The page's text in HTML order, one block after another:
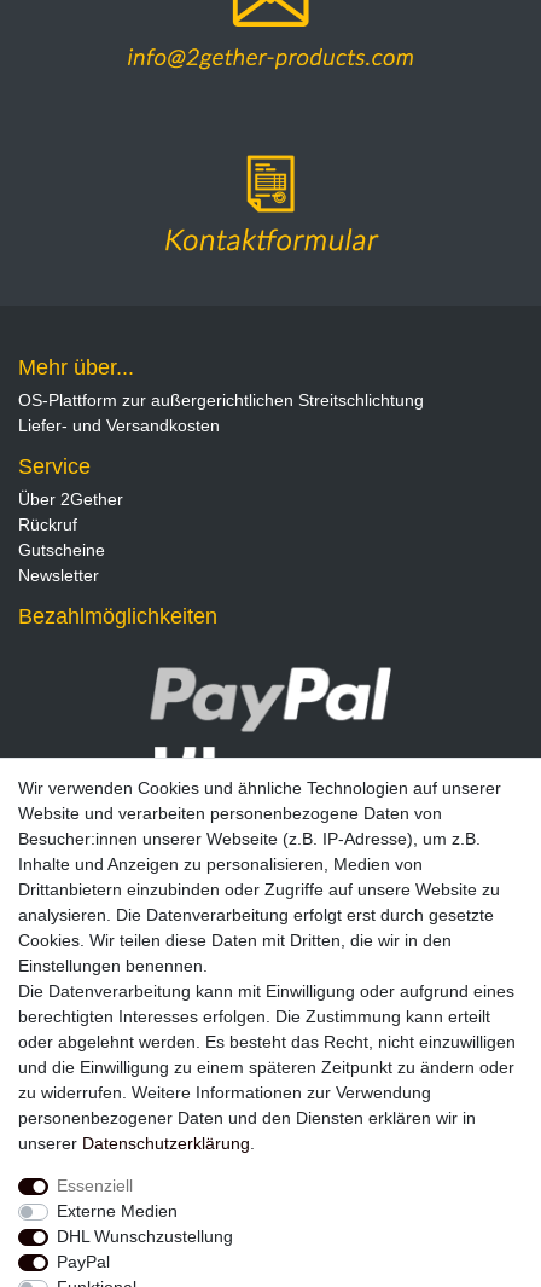
Mehr über...
OS-Plattform zur außergerichtlichen Streitschlichtung
Liefer- und Versandkosten
Service
Über 2Gether
Rückruf
Gutscheine
Newsletter
Bezahlmöglichkeiten
Newsletter
E-MAIL **
Einwilligung kann ich jederzeit widerrufen.**
Abonnieren
Widerrufs­recht
Wir verwenden Cookies und ähnliche Technologien auf unserer
Website und verarbeiten personenbezogene Daten von
Besucher:innen unserer Webseite (z.B. IP-Adresse), um z.B.
Inhalte und Anzeigen zu personalisieren, Medien von
Drittanbietern einzubinden oder Zugriffe auf unsere Website zu
analysieren. Die Datenverarbeitung erfolgt erst durch gesetzte
Cookies. Wir teilen diese Daten mit Dritten, die wir in den
Einstellungen benennen.
Die Datenverarbeitung kann mit Einwilligung oder aufgrund eines
berechtigten Interesses erfolgen. Die Zustimmung kann erteilt
oder abgelehnt werden. Es besteht das Recht, nicht einzuwilligen
und die Einwilligung zu einem späteren Zeitpunkt zu ändern oder
zu widerrufen. Weitere Informationen zur Verwendung
personenbezogener Daten und den Diensten erklären wir in
unserer Daten­schutz­erklärung
Essenziell
Externe Medien
DHL Wunschzustellung
PayPal